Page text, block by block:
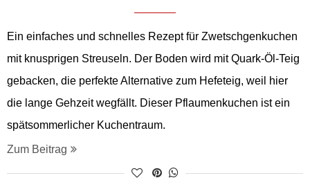
Ein einfaches und schnelles Rezept für Zwetschgenkuchen
mit knusprigen Streuseln. Der Boden wird mit Quark-Öl-Teig
gebacken, die perfekte Alternative zum Hefeteig, weil hier
die lange Gehzeit wegfällt. Dieser Pflaumenkuchen ist ein
spätsommerlicher Kuchentraum.
Zum Beitrag